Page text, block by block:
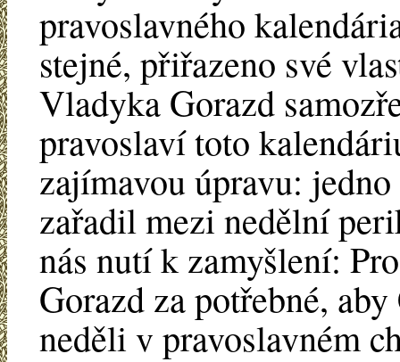
pravoslavného
stejné, přiřazeno své
Vladyka Gorazd
pravoslaví toto
zajímavou úpravu:
zařadil mezi nedělní
nás nutí k zamyšlení:
Gorazd za potřebné,
neděli v pravoslavném